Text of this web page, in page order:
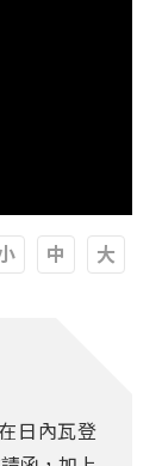
日內瓦登